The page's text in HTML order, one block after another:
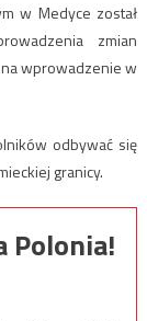
w Medyce został
zmian
wprowadzenie w
odbywać się
granicy.
Polonia!